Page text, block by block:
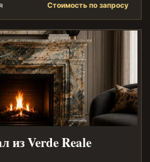
Стоимость по запросу
из Verde Reale